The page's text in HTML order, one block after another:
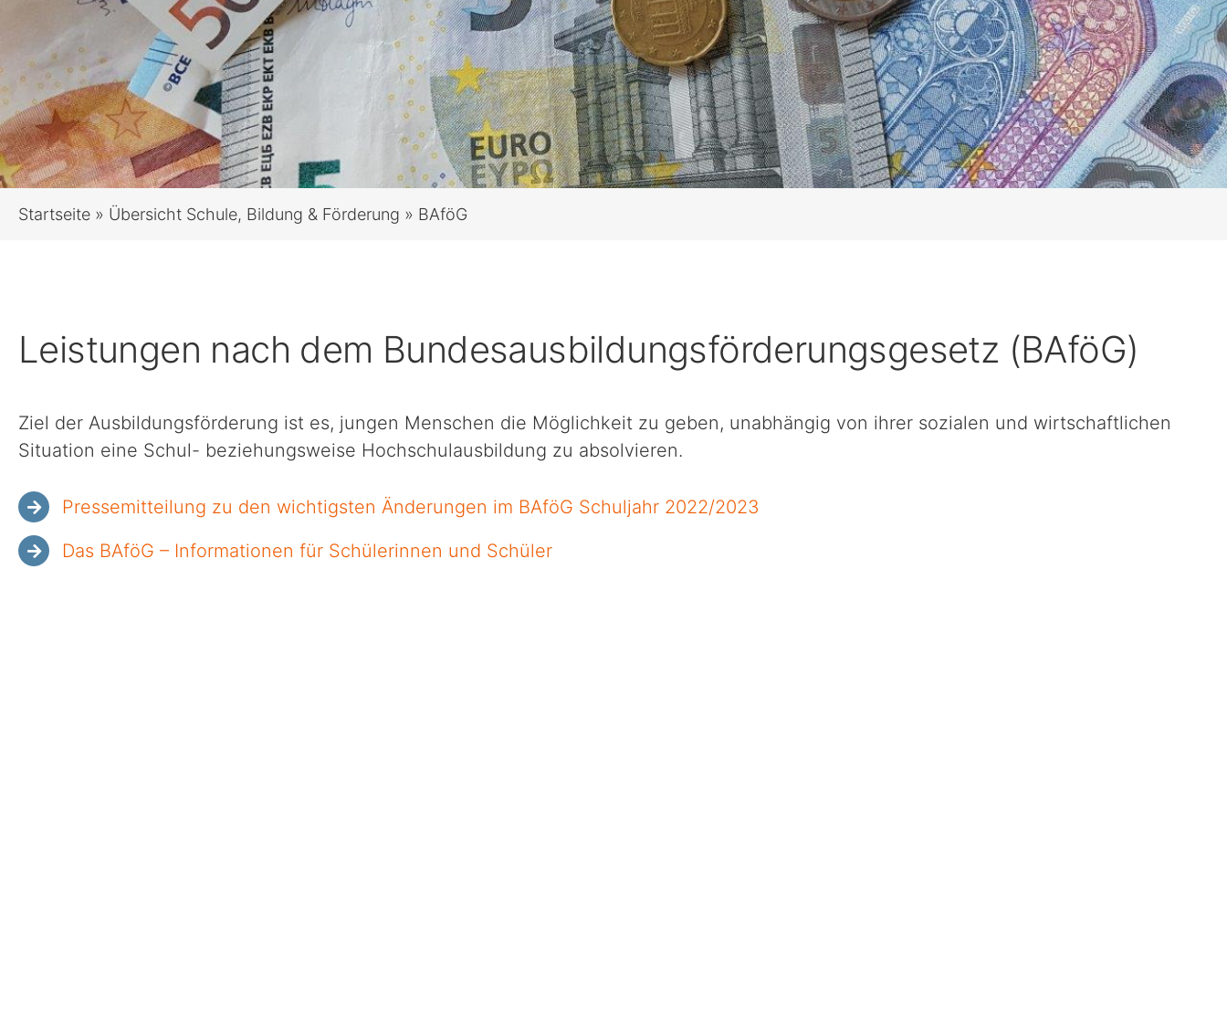
Startseite » Übersicht Schule, Bildung & Förderung » BAföG
Leistungen nach dem Bundesausbildungs­förderungsgesetz (BAföG)
Ziel der Ausbildungsförderung ist es, jungen Menschen die Möglichkeit zu geben, unabhängig von ihrer sozialen und wirtschaftlichen
Situation eine Schul- beziehungsweise Hochschulausbildung zu absolvieren.
Pressemitteilung zu den wichtigsten Änderungen im BAföG Schuljahr 2022/2023
Das BAföG – Informationen für Schülerinnen und Schüler